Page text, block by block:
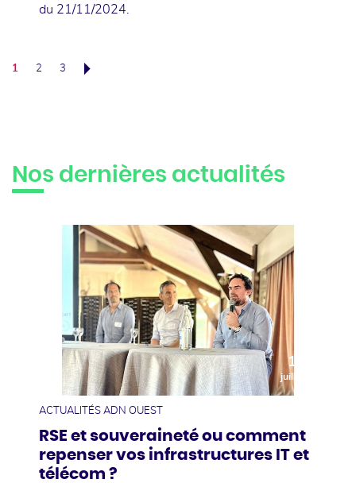
du 21/11/2024.
1 2 3
Nos dernières actualités
10
juillet
ACTUALITÉS ADN OUEST
RSE et souveraineté ou comment
repenser vos infrastructures IT et
télécom ?